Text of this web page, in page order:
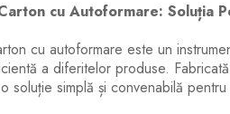
cu Autoformare: Soluția
cu autoformare este un
a diferitelor produse.
soluție simplă și convenabilă